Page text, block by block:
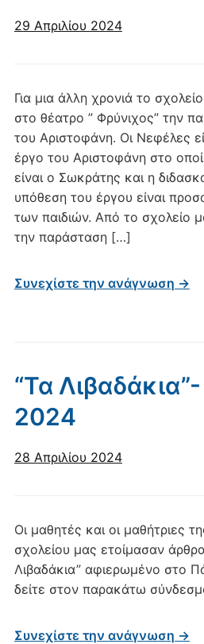
29 Απριλίου 2024
Για μια άλλη χρονιά το
στο θέατρο ” Φρύνιχος” την
του Αριστοφάνη. Οι Νεφέλες
έργο του Αριστοφάνη στο
είναι ο Σωκράτης και η
υπόθεση του έργου είναι
των παιδιών. Από το σχολείο
την παράσταση […]
Συνεχίστε την ανάγνωση →
“Τα
2024
28 Απριλίου 2024
Οι μαθητές και οι μαθήτριες
σχολείου μας ετοίμασαν
Λιβαδάκια” αφιερωμένο στο
δείτε στον παρακάτω
Συνεχίστε την ανάγνωση →